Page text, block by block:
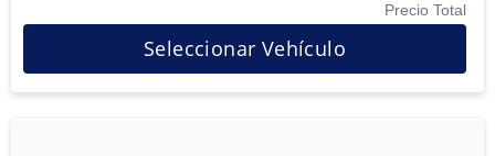
Precio Total
Seleccionar Vehículo